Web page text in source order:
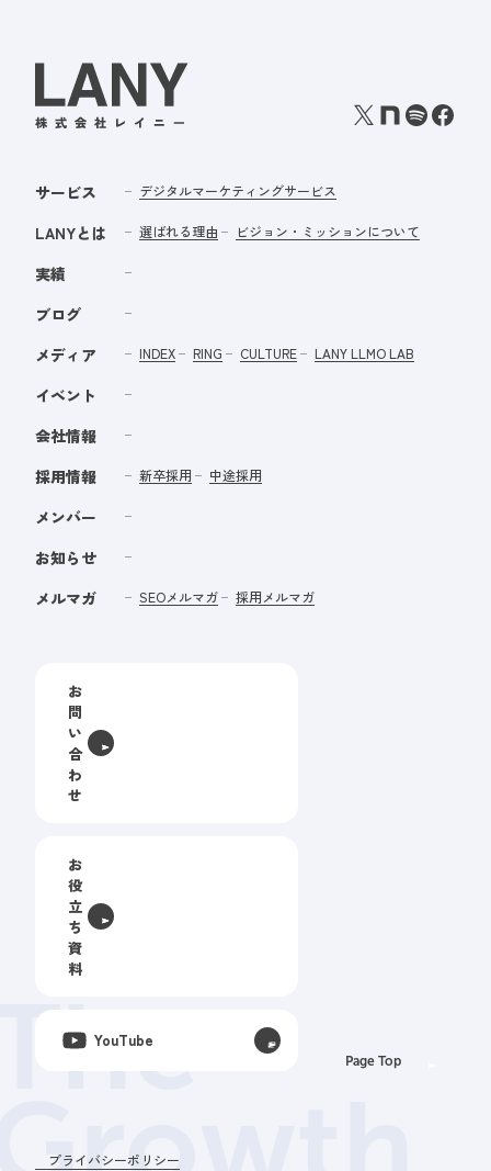
プライバシーポリシー
サービス デジタルマーケティングサービス
LANYとは 選ばれる理由 ビジョン・ミッションについて
実績
ブログ
メディア
INDEX RING CULTURE LANY LLMO LAB
イベント
会社情報
採用情報
新卒採用 中途採用
メンバー
お知らせ
メルマガ
SEOメルマガ 採用メルマガ
お
問
い
合
わ
せ
お
役
立
ち
資
料
YouTube
Page Top